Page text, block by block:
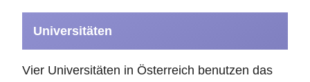
Universitäten
Vier Universitäten in Österreich benutzen das